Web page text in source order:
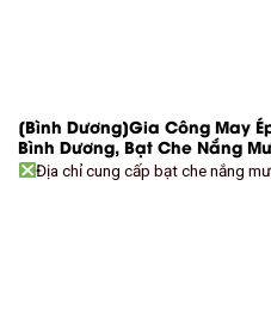
[Bình Dương]Gia Công May
Bình Dương, Bạt Che Nắng
Địa chỉ cung cấp bạt che nắng